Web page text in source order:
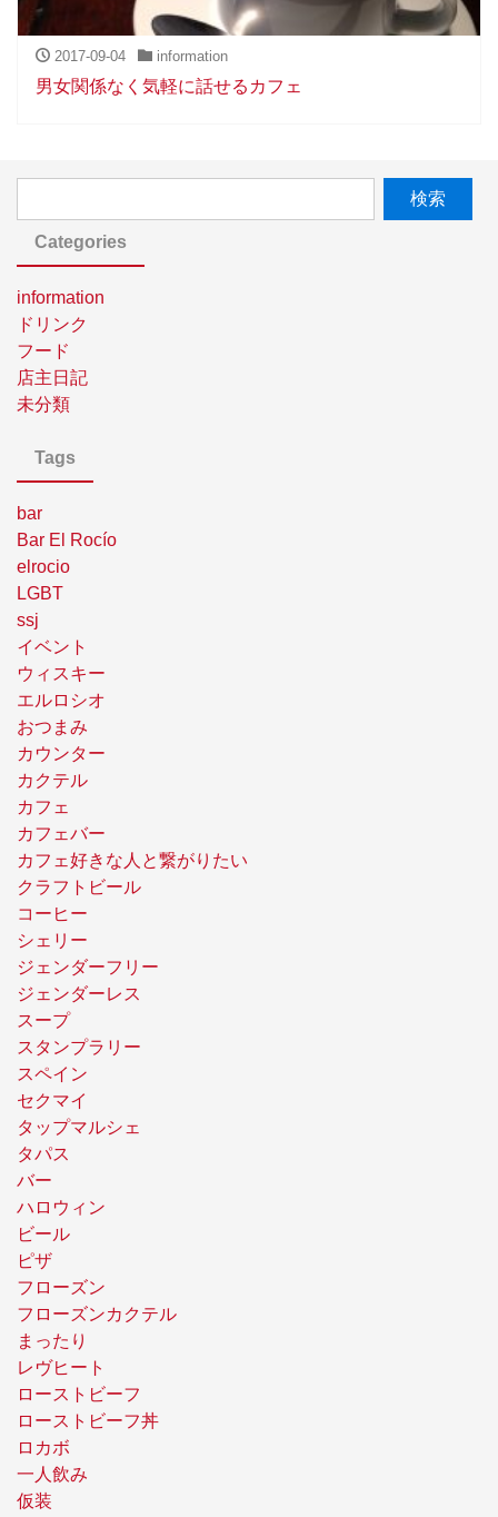
2017-09-04 information
男女関係なく気軽に話せるカフェ
Categories
information
ドリンク
フード
店主日記
未分類
Tags
bar
Bar El Rocío
elrocio
LGBT
ssj
イベント
ウィスキー
エルロシオ
おつまみ
カウンター
カクテル
カフェ
カフェバー
カフェ好きな人と繋がりたい
クラフトビール
コーヒー
シェリー
ジェンダーフリー
ジェンダーレス
スープ
スタンプラリー
スペイン
セクマイ
タップマルシェ
タパス
バー
ハロウィン
ビール
ピザ
フローズン
フローズンカクテル
まったり
レヴヒート
ローストビーフ
ローストビーフ丼
ロカボ
一人飲み
仮装